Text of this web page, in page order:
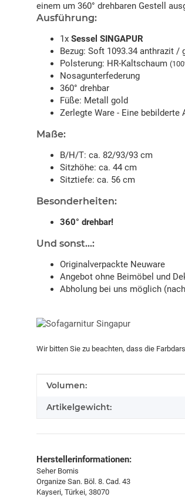
einem um 360° drehbaren Gestell
Ausführung:
1x Sessel SINGAPUR
Bezug: Soft 1093.34 anthrazit /
Polsterung: HR-Kaltschaum
Nosagunterfederung
360° drehbar
Füße: Metall gold
Zerlegte Ware - Eine
Maße:
B/H/T: ca. 82/93/93 cm
Sitzhöhe: ca. 44 cm
Sitztiefe: ca. 56 cm
Besonderheiten:
360° drehbar!
Und sonst...:
Originalverpackte Neuware
Angebot ohne Beimöbel und
Abholung bei uns möglich
Wir bitten Sie zu beachten, dass die
Produkteigenschaft
Wert
Volumen:
Artikelgewicht:
Herstellerinformationen:
Seher Bomis
Organize San. Böl. 8. Cad. 43
Kayseri, Türkei, 38070